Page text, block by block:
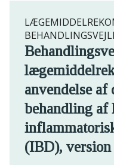
anvendelse
behandling af
(IBD),